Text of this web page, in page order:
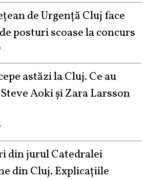
de Urgență Cluj face
posturi scoase la concurs
astăzi la Cluj. Ce au
Aoki și Zara Larsson
din jurul Catedralei
din Cluj. Explicațiile